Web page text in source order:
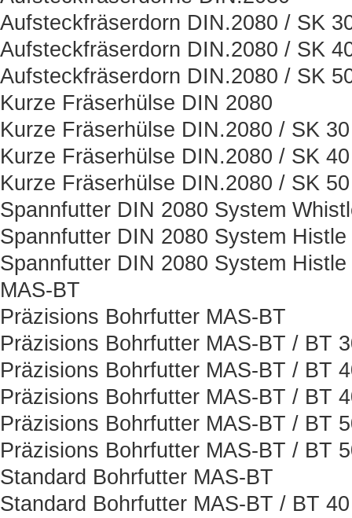
Aufsteckfräserdorn DIN.2080 / SK
Aufsteckfräserdorn DIN.2080 / SK
Aufsteckfräserdorn DIN.2080 / SK
Kurze Fräserhülse DIN 2080
Kurze Fräserhülse DIN.2080 / SK 30
Kurze Fräserhülse DIN.2080 / SK 40
Kurze Fräserhülse DIN.2080 / SK 50
Spannfutter DIN 2080 System
Spannfutter DIN 2080 System
Spannfutter DIN 2080 System
MAS-BT
Präzisions Bohrfutter MAS-BT
Präzisions Bohrfutter MAS-BT / BT
Präzisions Bohrfutter MAS-BT / BT
Präzisions Bohrfutter MAS-BT / BT
Präzisions Bohrfutter MAS-BT / BT
Präzisions Bohrfutter MAS-BT / BT
Standard Bohrfutter MAS-BT
Standard Bohrfutter MAS-BT / BT 40